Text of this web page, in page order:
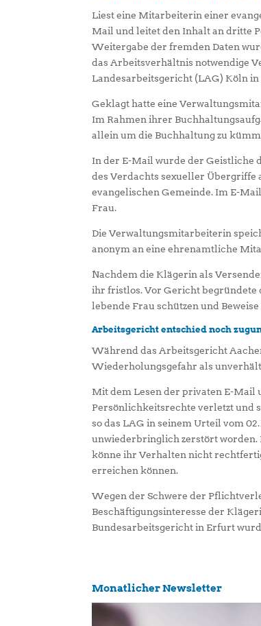
Liest eine Mitarbeiterin einer
Mail und leitet den Inhalt an dritte
Weitergabe der fremden Daten
das Arbeitsverhältnis notwendige
Landesarbeitsgericht (LAG) Köln in
Geklagt hatte eine
Im Rahmen ihrer
allein um die Buchhaltung zu
In der E-Mail wurde der Geistliche
des Verdachts sexueller Übergriffe
evangelischen Gemeinde. Im E-
Frau.
Die Verwaltungsmitarbeiterin
anonym an eine ehrenamtliche
Nachdem die Klägerin als
ihr fristlos. Vor Gericht begründete
lebende Frau schützen und
Arbeitsgericht entschied noch
Während das Arbeitsgericht
Wiederholungsgefahr als
Mit dem Lesen der privaten E-Mail
Persönlichkeitsrechte verletzt und
so das LAG in seinem Urteil vom
unwiederbringlich zerstört worden.
könne ihr Verhalten nicht
erreichen können.
Wegen der Schwere der
Beschäftigungsinteresse der
Bundesarbeitsgericht in Erfurt
Monatlicher Newsletter